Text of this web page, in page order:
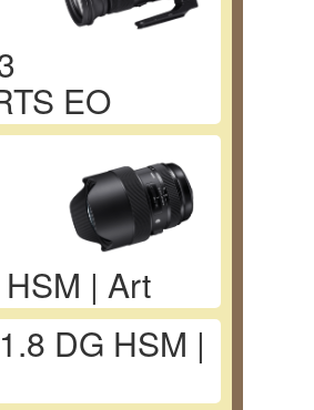
EO
| Art
DG HSM |